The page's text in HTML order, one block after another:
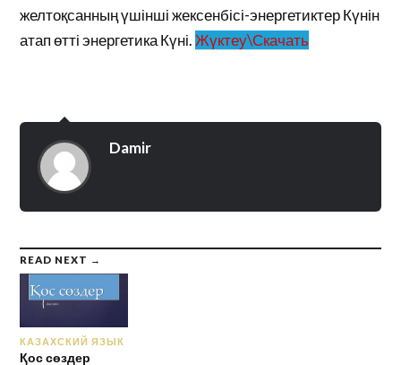
желтоқсанның үшінші жексенбісі-энергетиктер Күнін
атап өтті энергетика Күні. Жүктеу\Скачать
Damir
READ NEXT →
КАЗАХСКИЙ ЯЗЫК
Қос сөздер